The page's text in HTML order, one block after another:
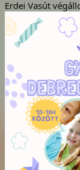
Erdei Vasút